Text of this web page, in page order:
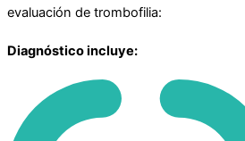
evaluación de trombofilia:
Diagnóstico incluye: